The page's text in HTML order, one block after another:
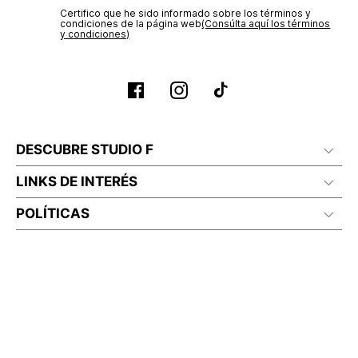
Certifico que he sido informado sobre los términos y
condiciones de la página web‎(Consúlta aquí los términos
y condiciones)
DESCUBRE STUDIO F
LINKS DE INTERÉS
POLÍTICAS